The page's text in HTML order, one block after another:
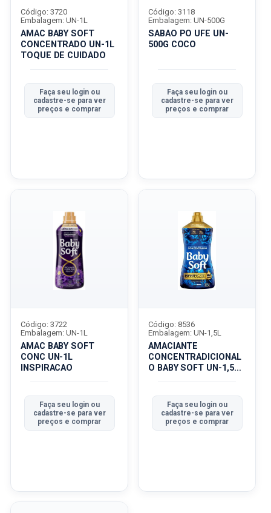
AMAC BABY SOFT
CONCENTRADO UN-1L
TOQUE DE CUIDADO
Código: 3720
Embalagem: UN-1L
Faça seu login ou
cadastre-se para ver
preços e comprar
SABAO PO UFE UN-
500G COCO
Código: 3118
Embalagem: UN-500G
Faça seu login ou
cadastre-se para ver
preços e comprar
AMAC BABY SOFT
CONC UN-1L
INSPIRACAO
Código: 3722
Embalagem: UN-1L
Faça seu login ou
cadastre-se para ver
preços e comprar
AMACIANTE
CONCENTRADICIONAL
O BABY SOFT UN-1,5L
Código: 8536
Embalagem: UN-1,5L
Faça seu login ou
cadastre-se para ver
preços e comprar